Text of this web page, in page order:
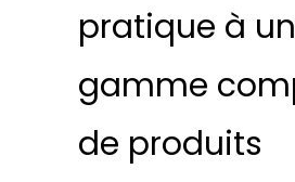
pratique à
gamme
de produits